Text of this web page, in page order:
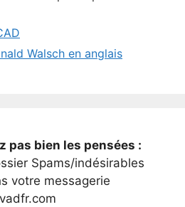
Walsch en anglais
pas bien les pensées :
Spams/indésirables
votre messagerie